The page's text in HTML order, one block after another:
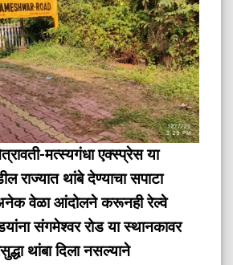
मत्स्यगंधा एक्स्प्रेस या
राज्यात थांबे देण्याचा सपाटा
वेळा आंदोलने करूनही रेल्वे
संगमेश्वर रोड या स्थानकावर
थांबा दिला नसल्याने